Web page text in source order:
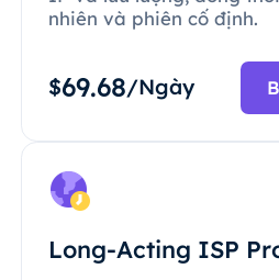
nhiên và phiên cố định.
$69.68/Ngày
Long-Acting ISP